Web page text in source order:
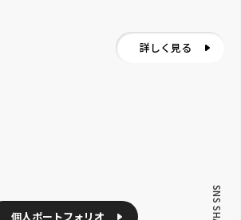
個人ポートフォリオ
詳しく見る